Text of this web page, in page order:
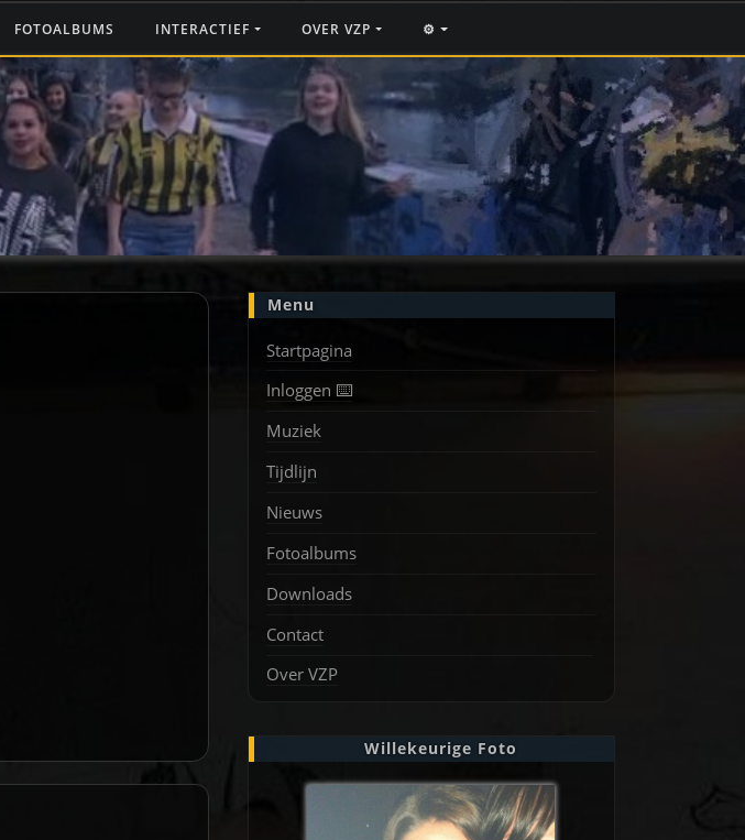
FOTOALBUMS INTERACTIEF OVER VZP ⚙️
Menu
Startpagina
Inloggen ⌨️
Muziek
Tijdlijn
Nieuws
Fotoalbums
Downloads
Contact
Over VZP
Willekeurige Foto